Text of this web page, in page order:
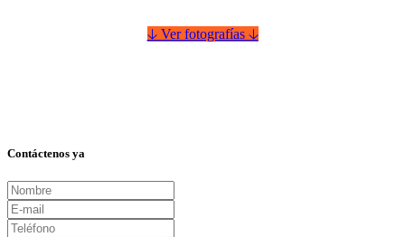
🡣 Ver fotografías 🡣
Contáctenos ya